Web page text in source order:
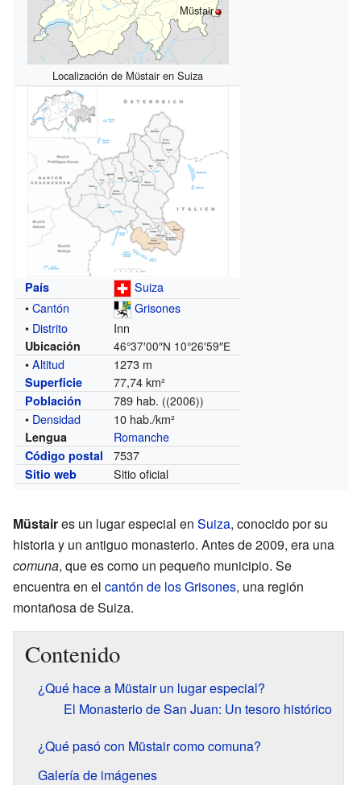
Müstair
Localización de Müstair en Suiza
País
Suiza
•Cantón
Grisones
• Distrito Inn
Ubicación 46°37′00″N 10°26′59″E
•Altitud 1273 m
Superficie 77,74 km²
Población 789 hab. ((2006))
• Densidad 10 hab./km²
Lengua Romanche
Código postal 7537
Sitio web Sitio oficial
Müstaires un lugar especial en Suiza, conocido por su
historia y un antiguo monasterio. Antes de 2009, era una
comuna, que es como un pequeño municipio. Se
encuentra en el cantón de los Grisones, una región
montañosa de Suiza.
Contenido
¿Qué hace a Müstair un lugar especial?
El Monasterio de San Juan: Un tesoro histórico
¿Qué pasó con Müstair como comuna?
Galería de imágenes